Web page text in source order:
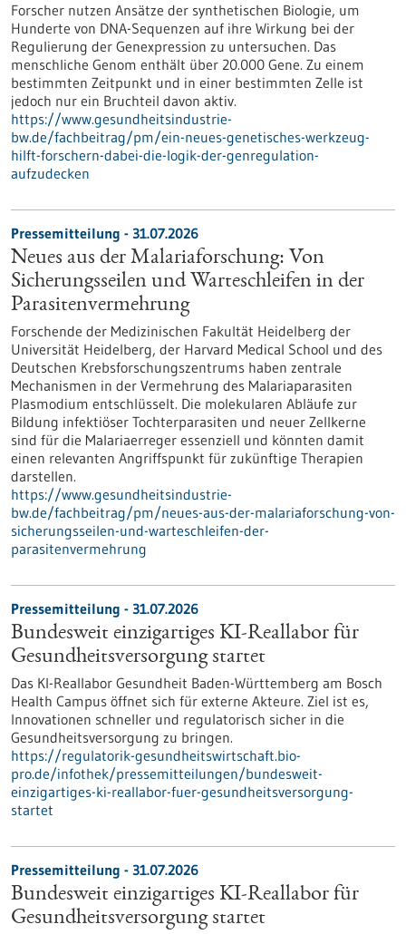
Forscher nutzen Ansätze der synthetischen Biologie, um
Hunderte von DNA-Sequenzen auf ihre Wirkung bei der
Regulierung der Genexpression zu untersuchen. Das
menschliche Genom enthält über 20.000 Gene. Zu einem
bestimmten Zeitpunkt und in einer bestimmten Zelle ist
jedoch nur ein Bruchteil davon aktiv.
https://www.gesundheitsindustrie-
bw.de/fachbeitrag/pm/ein-neues-genetisches-werkzeug-
hilft-forschern-dabei-die-logik-der-genregulation-
aufzudecken
Pressemitteilung - 31.07.2026
Neues aus der Malariaforschung: Von
Sicherungsseilen und Warteschleifen in der
Parasitenvermehrung
Forschende der Medizinischen Fakultät Heidelberg der
Universität Heidelberg, der Harvard Medical School und des
Deutschen Krebsforschungszentrums haben zentrale
Mechanismen in der Vermehrung des Malariaparasiten
Plasmodium entschlüsselt. Die molekularen Abläufe zur
Bildung infektiöser Tochterparasiten und neuer Zellkerne
sind für die Malariaerreger essenziell und könnten damit
einen relevanten Angriffspunkt für zukünftige Therapien
darstellen.
https://www.gesundheitsindustrie-
bw.de/fachbeitrag/pm/neues-aus-der-malariaforschung-von-
sicherungsseilen-und-warteschleifen-der-
parasitenvermehrung
Pressemitteilung - 31.07.2026
Bundesweit einzigartiges KI-Reallabor für
Gesundheits­versorgung startet
Das KI-Reallabor Gesundheit Baden-Württemberg am Bosch
Health Campus öffnet sich für externe Akteure. Ziel ist es,
Innovationen schneller und regulatorisch sicher in die
Gesundheitsversorgung zu bringen.
https://regulatorik-gesundheitswirtschaft.bio-
pro.de/infothek/pressemitteilungen/bundesweit-
einzigartiges-ki-reallabor-fuer-gesundheitsversorgung-
startet
Pressemitteilung - 31.07.2026
Bundesweit einzigartiges KI-Reallabor für
Gesundheits­versorgung startet